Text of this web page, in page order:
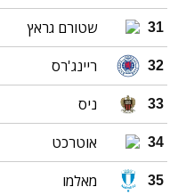
31 שטורם גראץ
32 ריינג'רס
33 ניס
34 אוטרכט
35 מאלמו